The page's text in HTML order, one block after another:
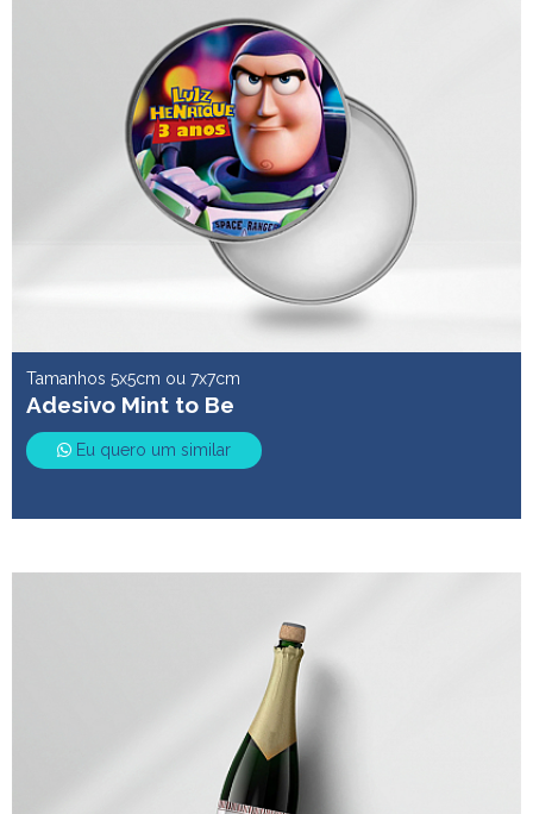
Tamanhos 5x5cm ou 7x7cm
Adesivo Mint to Be
Eu quero um similar